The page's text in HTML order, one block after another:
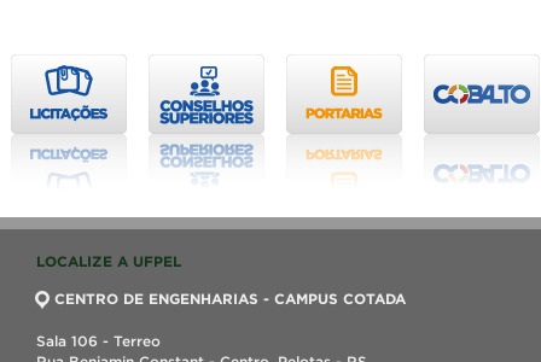
LOCALIZE A UFPEL
CENTRO DE ENGENHARIAS - CAMPUS COTADA
Sala 106 - Terreo